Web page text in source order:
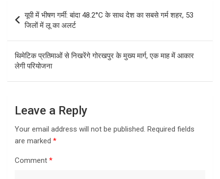
Post
navigation
यूपी में भीषण गर्मी: बांदा 48.2°C के साथ देश का सबसे गर्म शहर, 53
जिलों में लू का अलर्ट
थिमेटिक प्रतिमाओं से निखरेंगे गोरखपुर के मुख्य मार्ग, एक माह में आकार
लेगी परियोजना
Leave a Reply
Your email address will not be published. Required fields
are marked *
Comment *